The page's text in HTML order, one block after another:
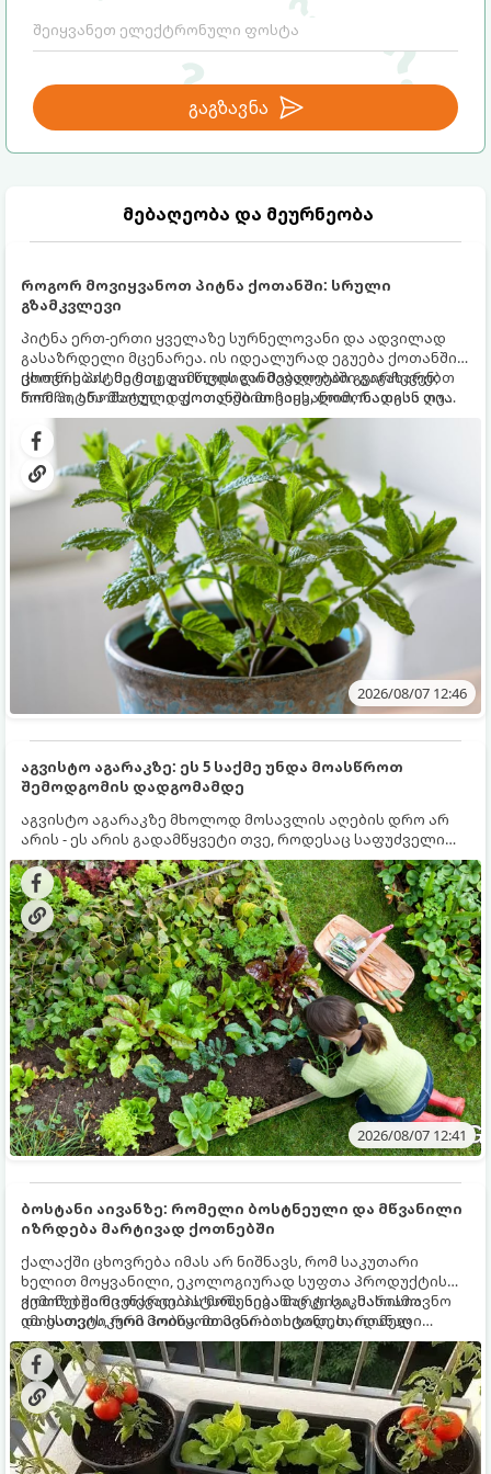
გაგზავნა
მებაღეობა და მეურნეობა
როგორ მოვიყვანოთ პიტნა ქოთანში: სრული
გზამკვლევი
პიტნა ერთ-ერთი ყველაზე სურნელოვანი და ადვილად
გასაზრდელი მცენარეა. ის იდეალურად ეგუება ქოთანში
ცხოვრებას, მეტიც, გამოცდილი მებაღეები გვირჩევენ,
რომ პიტნა მხოლოდ ქოთანში მოვიყვანოთ, რადგან ღია
გრუნტში (ბაღში) დარგვისას ის ფესვებით ძალიან
სწრაფად ვრცელდება და სხვა მცენარეებს ავიწროებს.
ქოთნის პიტნა მთელი წლის განმავლობაში გაგახარებთ
ნორჩი, არომატული ფოთლებით ჩაის, ლიმონათისა თუ
კერძებისთვის.
2026/08/07 12:46
აგვისტო აგარაკზე: ეს 5 საქმე უნდა მოასწროთ
შემოდგომის დადგომამდე
აგვისტო აგარაკზე მხოლოდ მოსავლის აღების დრო არ
არის - ეს არის გადამწყვეტი თვე, როდესაც საფუძველი
ეყრება მომავალი წლის მოსავალს და ბაღი მზადდება
შემოდგომა-ზამთრის სეზონისთვის. იმისათვის, რომ
ნიადაგმა ენერგია აღიდგინოს, ხოლო მცენარეებმა
ზამთარს გაუძლონ, აგვისტოს ბოლომდე 5
მნიშვნელოვანი საქმის გაკეთება უნდა მოასწროთ:
2026/08/07 12:41
ბოსტანი აივანზე: რომელი ბოსტნეული და მწვანილი
იზრდება მარტივად ქოთნებში
ქალაქში ცხოვრება იმას არ ნიშნავს, რომ საკუთარი
ხელით მოყვანილი, ეკოლოგიურად სუფთა პროდუქტის
გემოზე უარი თქვათ. პატარა აივანიც კი საკმარისია
იმისათვის, რომ მოიწყოთ მინი-ბოსტანი, საიდანაც
ყოველდღიურად ახალ, არომატულ მწვანილსა და
ბოსტნეულს მოკრეფთ.
ქოთნებში მცენარეების მოშენება მარტივი, სასიამოვნო
და ესთეტიკური ჰობია. მთავარია იცოდეთ, რომელი
კულტურები ეგუებიან ქოთნის პირობებს ყველაზე კარგად
და როგორ მოუაროთ მათ სწორად.